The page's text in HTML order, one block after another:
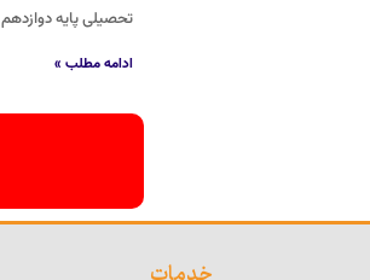
تحصیلی پایه دوازدهم و ۵۰ درصد دیگر آن بر اساس عملکرد داوطلب در
ادامه مطلب »